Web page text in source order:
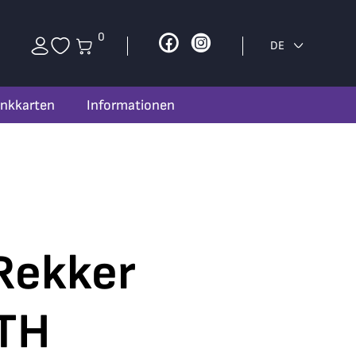
Informationen
0 Facebook
Instagram
DE